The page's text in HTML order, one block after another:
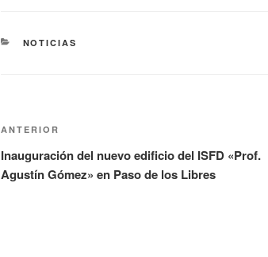
NOTICIAS
ANTERIOR
Inauguración del nuevo edificio del ISFD «Prof.
Agustín Gómez» en Paso de los Libres